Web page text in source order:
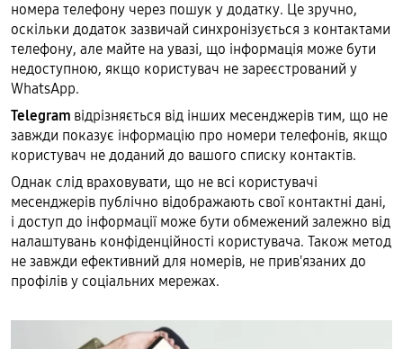
номера телефону через пошук у додатку. Це зручно,
оскільки додаток зазвичай синхронізується з контактами
телефону, але майте на увазі, що інформація може бути
недоступною, якщо користувач не зареєстрований у
WhatsApp.
Telegram відрізняється від інших месенджерів тим, що не
завжди показує інформацію про номери телефонів, якщо
користувач не доданий до вашого списку контактів.
Однак слід враховувати, що не всі користувачі
месенджерів публічно відображають свої контактні дані,
і доступ до інформації може бути обмежений залежно від
налаштувань конфіденційності користувача. Також метод
не завжди ефективний для номерів, не прив'язаних до
профілів у соціальних мережах.